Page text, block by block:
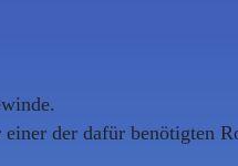
der dafür